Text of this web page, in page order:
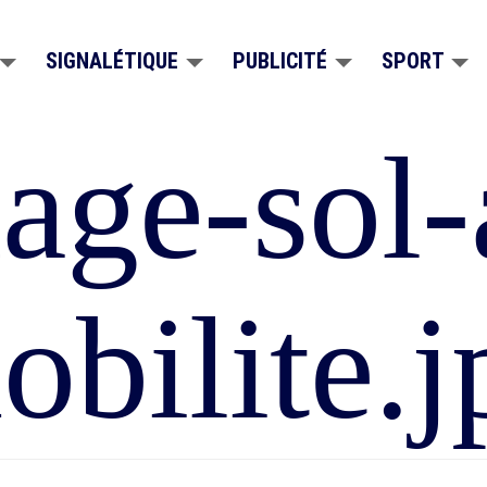
SIGNALÉTIQUE PUBLICITÉ SPORT